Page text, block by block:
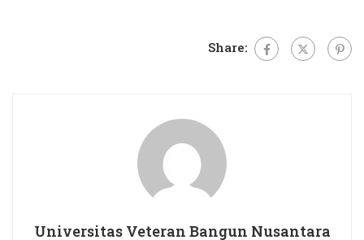
Share:
Universitas Veteran Bangun Nusantara